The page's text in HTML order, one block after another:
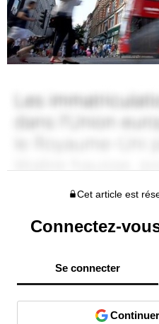
Cet article est
Connectez-
Se connecter